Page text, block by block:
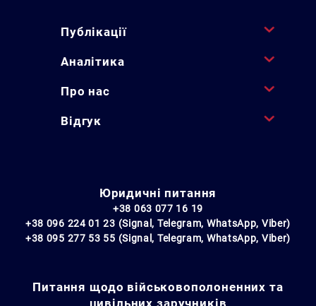
Публікації
Аналітика
Про нас
Відгук
Юридичні питання
+38 063 077 16 19
+38 096 224 01 23 (Signal, Telegram, WhatsApp, Viber)
+38 095 277 53 55 (Signal, Telegram, WhatsApp, Viber)
Питання щодо військовополоненних та
цивільних заручників